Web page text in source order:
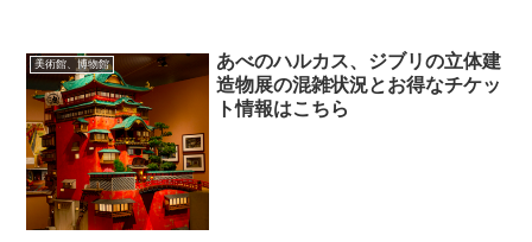
美術館、博物館
あべのハルカス、ジブリの立体建
造物展の混雑状況とお得なチケッ
ト情報はこちら